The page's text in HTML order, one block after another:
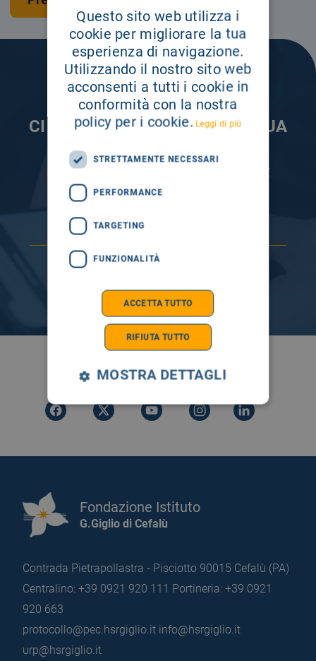
CI PRENDIAMO CURA DELLA TUA
ISCRIVITI AI NOSTRI CANALI PER RESTARE
SEGUICI SU
Fondazione Istituto
G.Giglio di Cefalù
Contrada Pietrapollastra - Pisciotto 90015 Cefalù (PA)
Centralino: +39 0921 920 111 Portineria: +39 0921
920 663
protocollo@pec.hsrgiglio.it info@hsrgiglio.it
urp@hsrgiglio.it
Questo sito web utilizza i
cookie per migliorare la tua
esperienza di navigazione.
Utilizzando il nostro sito web
acconsenti a tutti i cookie in
conformità con la nostra
policy per i cookie. Leggi di più
STRETTAMENTE NECESSARI
PERFORMANCE
TARGETING
FUNZIONALITÀ
ACCETTA TUTTO
RIFIUTA TUTTO
MOSTRA DETTAGLI